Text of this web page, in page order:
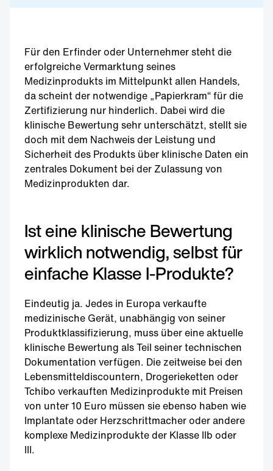
Für den Erfinder oder Unternehmer steht die
erfolgreiche Vermarktung seines
Medizinprodukts im Mittelpunkt allen Handels,
da scheint der notwendige „Papierkram“ für die
Zertifizierung nur hinderlich. Dabei wird die
klinische Bewertung sehr unterschätzt, stellt sie
doch mit dem Nachweis der Leistung und
Sicherheit des Produkts über klinische Daten ein
zentrales Dokument bei der Zulassung von
Medizinprodukten dar.
Ist eine klinische Bewertung
wirklich notwendig, selbst für
einfache Klasse I-Produkte?
Eindeutig ja. Jedes in Europa verkaufte
medizinische Gerät, unabhängig von seiner
Produktklassifizierung, muss über eine aktuelle
klinische Bewertung als Teil seiner technischen
Dokumentation verfügen. Die zeitweise bei den
Lebensmitteldiscountern, Drogerieketten oder
Tchibo verkauften Medizinprodukte mit Preisen
von unter 10 Euro müssen sie ebenso haben wie
Implantate oder Herzschrittmacher oder andere
komplexe Medizinprodukte der Klasse IIb oder
III.